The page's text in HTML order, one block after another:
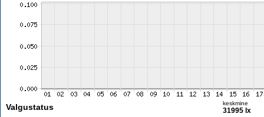
Valgustatus keskmine
31995 lx